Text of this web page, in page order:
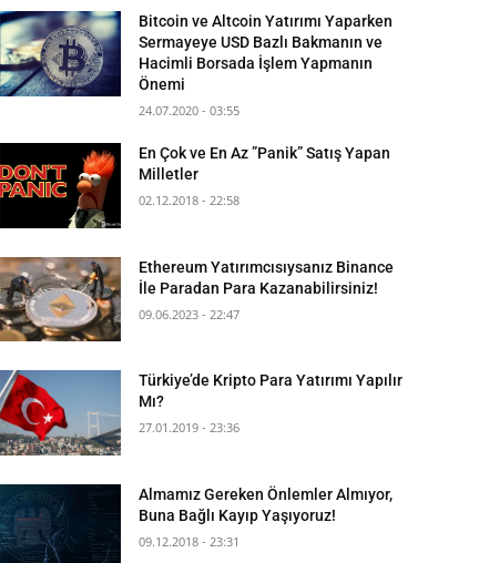
Bitcoin ve Altcoin Yatırımı Yaparken
Sermayeye USD Bazlı Bakmanın ve
Hacimli Borsada İşlem Yapmanın
Önemi
24.07.2020 - 03:55
En Çok ve En Az ”Panik” Satış Yapan
Milletler
02.12.2018 - 22:58
Ethereum Yatırımcısıysanız Binance
İle Paradan Para Kazanabilirsiniz!
09.06.2023 - 22:47
Türkiye’de Kripto Para Yatırımı Yapılır
Mı?
27.01.2019 - 23:36
Almamız Gereken Önlemler Almıyor,
Buna Bağlı Kayıp Yaşıyoruz!
09.12.2018 - 23:31